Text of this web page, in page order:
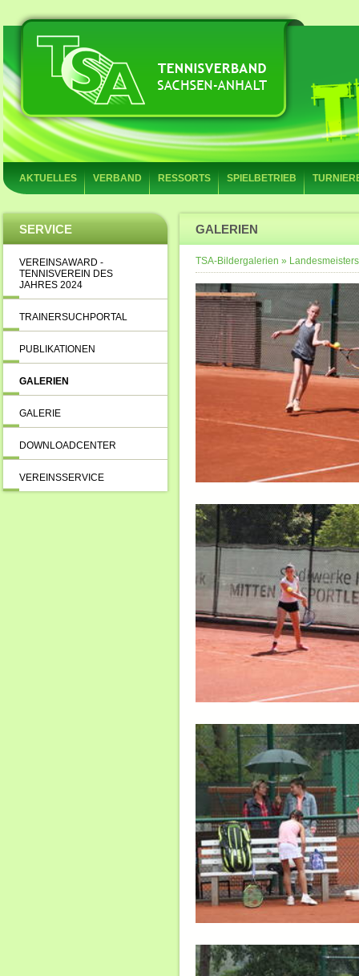
AKTUELLES VERBAND RESSORTS SPIELBETRIEB
SERVICE
VEREINSAWARD -
TENNISVEREIN DES
JAHRES 2024
TRAINERSUCHPORTAL
PUBLIKATIONEN
GALERIEN
GALERIE
DOWNLOADCENTER
VEREINSSERVICE
GALERIEN
TSA-Bildergalerien »